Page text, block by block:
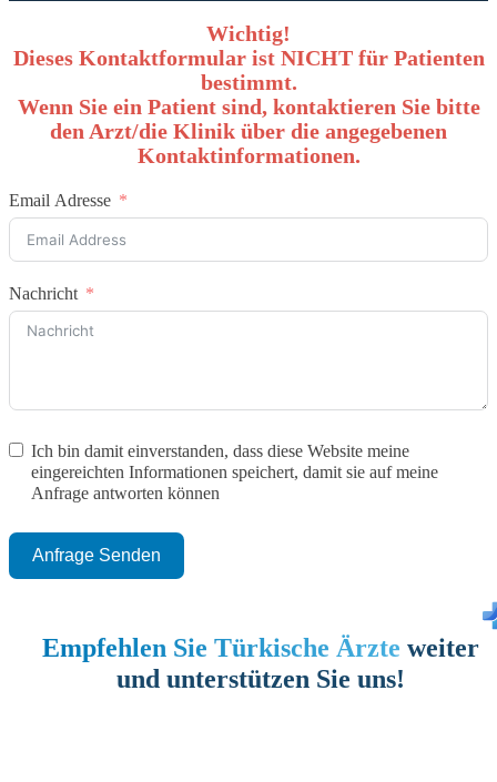
Wichtig!
Dieses Kontaktformular ist NICHT für Patienten
bestimmt.
Wenn Sie ein Patient sind, kontaktieren Sie bitte
den Arzt/die Klinik über die angegebenen
Kontaktinformationen.
Email Adresse
Nachricht
Ich bin damit einverstanden, dass diese Website meine
eingereichten Informationen speichert, damit sie auf meine
Anfrage antworten können
Anfrage Senden
Empfehlen Sie Türkische Ärzte weiter
und unterstützen Sie uns!